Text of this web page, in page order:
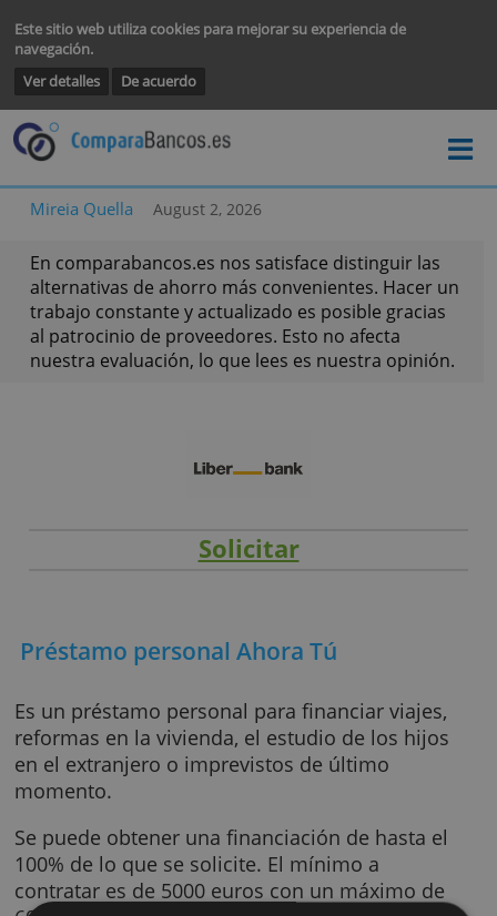
Este sitio web utiliza cookies para mejorar su experiencia de
navegación.
Ver detalles De acuerdo
En comparabancos.es nos satisface distinguir
alternativas de ahorro más convenientes. Hacer
trabajo constante y actualizado es posible
Préstamo personal Ahora Tú
Es un préstamo personal para financiar
reformas en la vivienda, el estudio de los
en el extranjero o imprevistos de último
momento.